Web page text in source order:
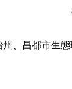
、昌都市生態